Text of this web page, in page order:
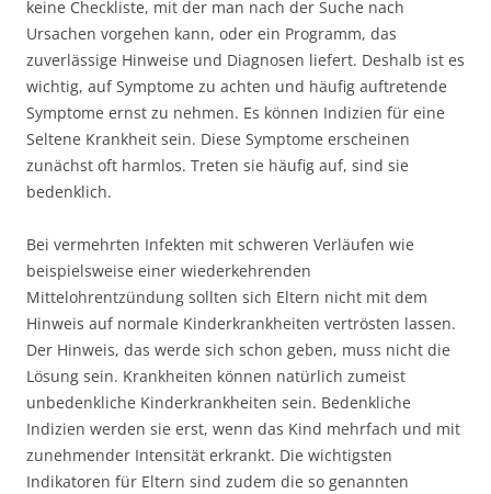
keine Checkliste, mit der man nach der Suche nach
Ursachen vorgehen kann, oder ein Programm, das
zuverlässige Hinweise und Diagnosen liefert. Deshalb ist es
wichtig, auf Symptome zu achten und häufig auftretende
Symptome ernst zu nehmen. Es können Indizien für eine
Seltene Krankheit sein. Diese Symptome erscheinen
zunächst oft harmlos. Treten sie häufig auf, sind sie
bedenklich.
Bei vermehrten Infekten mit schweren Verläufen wie
beispielsweise einer wiederkehrenden
Mittelohrentzündung sollten sich Eltern nicht mit dem
Hinweis auf normale Kinderkrankheiten vertrösten lassen.
Der Hinweis, das werde sich schon geben, muss nicht die
Lösung sein. Krankheiten können natürlich zumeist
unbedenkliche Kinderkrankheiten sein. Bedenkliche
Indizien werden sie erst, wenn das Kind mehrfach und mit
zunehmender Intensität erkrankt. Die wichtigsten
Indikatoren für Eltern sind zudem die so genannten